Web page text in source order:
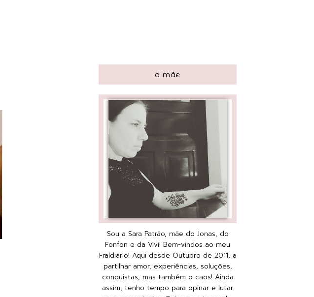
a mãe
Sou a Sara Patrão, mãe do Jonas, do
Fonfon e da Vivi! Bem-vindos ao meu
Fraldiário! Aqui desde Outubro de 2011, a
partilhar amor, experiências, soluções,
conquistas, mas também o caos! Ainda
assim, tenho tempo para opinar e lutar